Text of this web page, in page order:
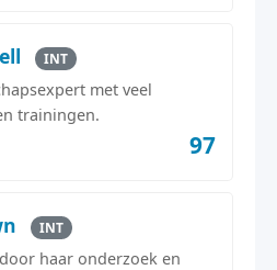
INT
met veel
trainingen.
97
INT
haar onderzoek en